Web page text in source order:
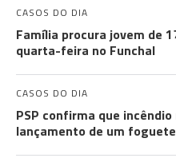
CASOS DO DIA
Família procura jovem de
quarta-feira no Funchal
CASOS DO DIA
PSP confirma que
lançamento de um foguete